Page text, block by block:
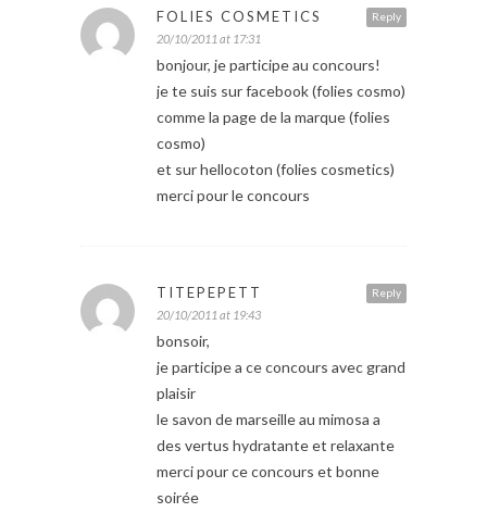
Reply
FOLIES COSMETICS
20/10/2011 at 17:31
bonjour, je participe au concours!
je te suis sur facebook (folies cosmo)
comme la page de la marque (folies
cosmo)
et sur hellocoton (folies cosmetics)
merci pour le concours
Reply
TITEPEPETT
20/10/2011 at 19:43
bonsoir,
je participe a ce concours avec grand
plaisir
le savon de marseille au mimosa a
des vertus hydratante et relaxante
merci pour ce concours et bonne
soirée